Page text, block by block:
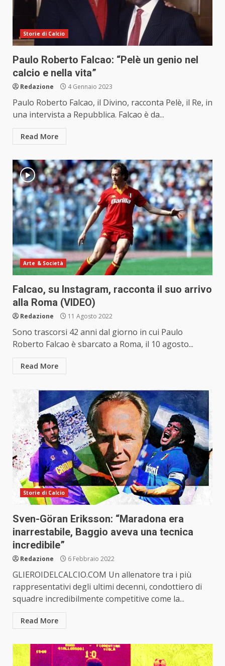
Storie di Calcio
Paulo Roberto Falcao: “Pelè un genio nel
calcio e nella vita”
Redazione 4 Gennaio 2023
Paulo Roberto Falcao, il Divino, racconta Pelè, il Re, in
una intervista a Repubblica. Falcao è da...
Read More
Arte & Società
Falcao, su Instagram, racconta il suo arrivo
alla Roma (VIDEO)
Redazione 11 Agosto 2022
Sono trascorsi 42 anni dal giorno in cui Paulo
Roberto Falcao è sbarcato a Roma, il 10 agosto...
Read More
Storie di Calcio
Sven-Göran Eriksson: “Maradona era
inarrestabile, Baggio aveva una tecnica
incredibile”
Redazione 6 Febbraio 2022
GLIEROIDELCALCIO.COM Un allenatore tra i più
rappresentativi degli ultimi decenni, condottiero di
squadre incredibilmente competitive come la...
Read More